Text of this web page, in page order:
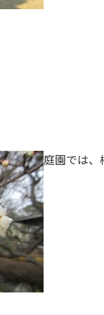
庭園では、